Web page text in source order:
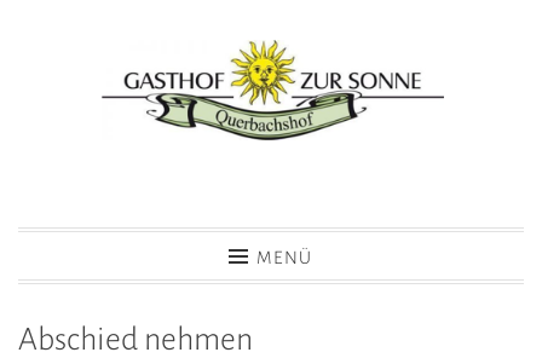
MENÜ
Abschied nehmen